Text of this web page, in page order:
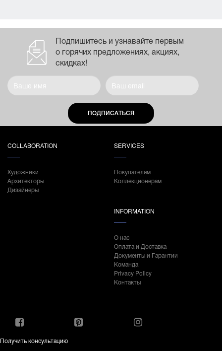
Подпишитесь и узнавайте первым
о горячих предложениях, акциях,
скидках!
ПОДПИСАТЬСЯ
COLLABORATION
Художники
Архитекторы
Дизайнеры
SERVICES
Покупателям
Коллекционерам
INFORMATION
О нас
Оплата и Доставка
Документы и Гарантии
Команда
Privacy Policy
Контакты
Получить консультацию